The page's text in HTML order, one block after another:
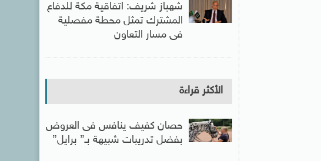
شهباز شريف: اتفاقية مكة للدفاع
المشترك تمثل محطة مفصلية
فى مسار التعاون
الأكثر قراءة
حصان كفيف ينافس فى العروض
بفضل تدريبات شبيهة بـ” برايل”